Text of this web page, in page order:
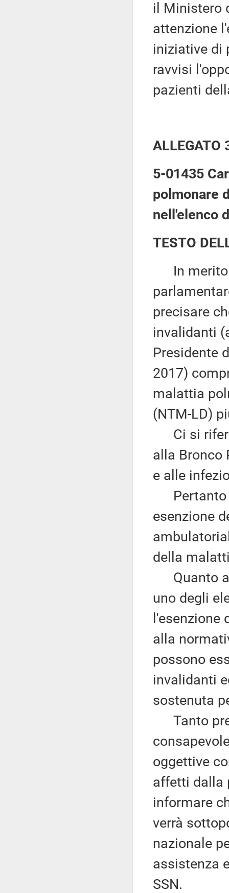
il Ministero
attenzione
iniziative di
ravvisi
pazienti
ALLEGATO
5-01435
polmonare
nell'elenco
TESTO
In merito
precisare
invalidanti
Presidente
2017)
malattia
(NTM-LD)
Ci si
alla Bronco
e alle
Pertanto
esenzione
della
Quanto
uno degli
l'esenzione
alla
possono
invalidanti
sostenuta
Tanto
oggettive
affetti dalla
informare
verrà
nazionale
assistenza
SSN.